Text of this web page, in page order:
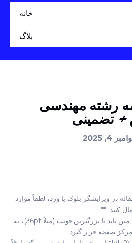
خانه
بلاگ
رشته مهندسی
+ تضمینی
4, 2025
در ویرایشگر بلوک یا ورد، لطفاً موارد
کنید:]**
* **عنوان اصلی (H1):** این متن باید با بزرگترین فونت (مثلاً 36pt)، به